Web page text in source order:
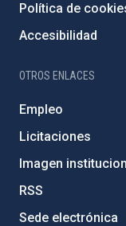
Política de
Accesibilidad
OTROS ENLACES
Empleo
Licitaciones
Imagen
RSS
Sede electrónica